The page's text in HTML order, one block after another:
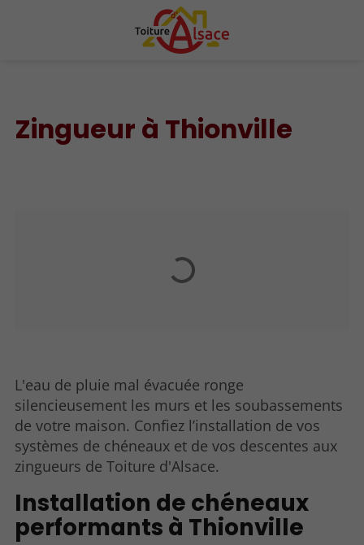
Zingueur à Thionville
L'eau de pluie mal évacuée ronge
silencieusement les murs et les soubassements
de votre maison. Confiez l’installation de vos
systèmes de chéneaux et de vos descentes aux
zingueurs de Toiture d'Alsace.
Installation de chéneaux
performants à Thionville